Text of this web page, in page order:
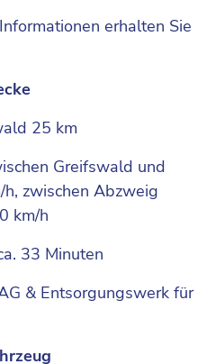
erhalten Sie
25 km
Greifswald und
zwischen Abzweig
km/h
33 Minuten
& Entsorgungswerk für